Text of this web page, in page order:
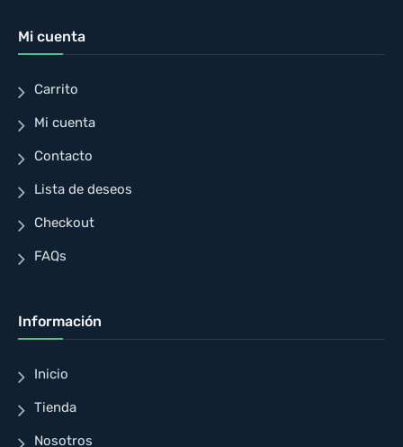
Mi cuenta
Carrito
Mi cuenta
Contacto
Lista de deseos
Checkout
FAQs
Información
Inicio
Tienda
Nosotros